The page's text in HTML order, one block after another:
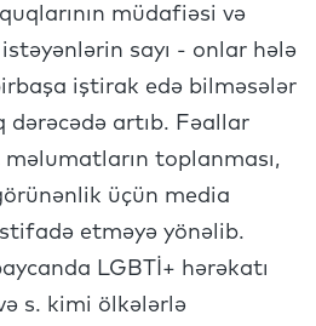
müdafiəsi və
sayı - onlar hələ
iştirak edə bilməsələr
dərəcədə artıb. Fəallar
toplanması,
üçün media
etməyə yönəlib.
LGBTİ+ hərəkatı
s. kimi ölkələrlə